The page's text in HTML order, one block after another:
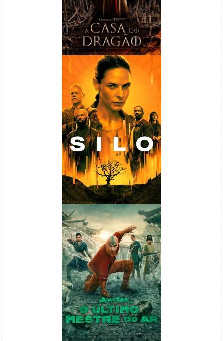
Silo 1ª Temporada Torrent
(2023) WEB-DL
720p/1080p/4K Dual Áudio
Avatar: O Último Mestre do
Ar 2ª Temporada Torrent
(2026) WEB-DL 1080p Dual
Áudio